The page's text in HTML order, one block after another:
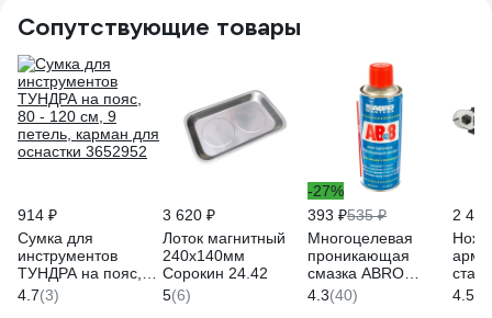
Сопутствующие товары
914 ₽
Сумка для
инструментов
ТУНДРА на пояс,
80 - 120 см, 9
петель, карман для
4.7(3)
3 620 ₽
Лоток магнитный
240х140мм
Сорокин 24.42
5(6)
-27%
393 ₽535 ₽
Многоцелевая
проникающая
смазка ABRO
Masters 450 мл AB-
8-RW
4.3(40)
2
NEO
4.5